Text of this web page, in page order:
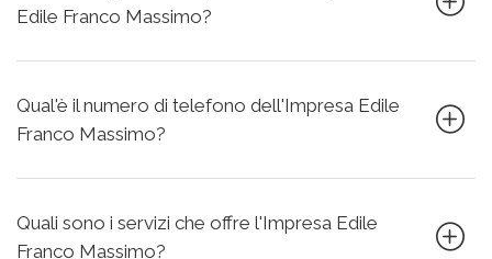
Edile Franco Massimo?
Qual'è il numero di telefono dell'Impresa Edile
Franco Massimo?
Quali sono i servizi che offre l'Impresa Edile
Franco Massimo?